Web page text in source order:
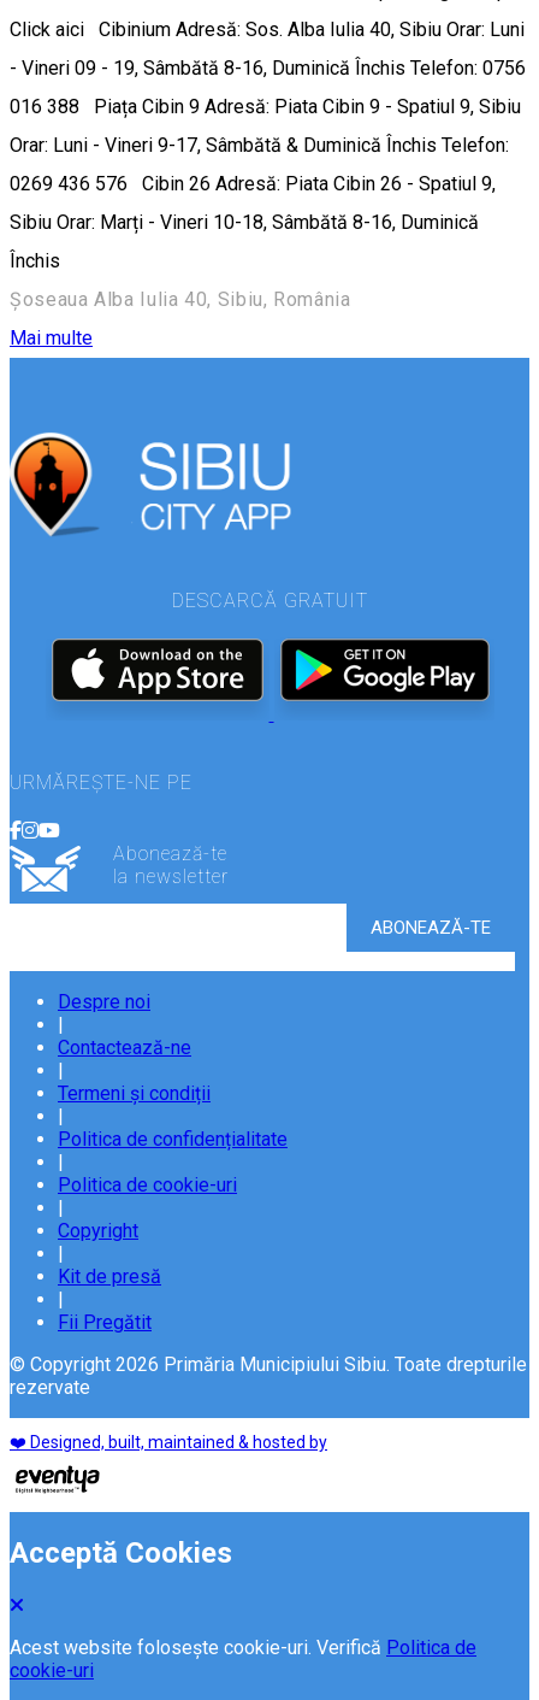
Click aici Cibinium Adresă: Sos. Alba Iulia 40, Sibiu Orar: Luni
- Vineri 09 - 19, Sâmbătă 8-16, Duminică Închis Telefon: 0756
016 388 Piața Cibin 9 Adresă: Piata Cibin 9 - Spatiul 9, Sibiu
Orar: Luni - Vineri 9-17, Sâmbătă & Duminică Închis Telefon:
0269 436 576 Cibin 26 Adresă: Piata Cibin 26 - Spatiul 9,
Sibiu Orar: Marți - Vineri 10-18, Sâmbătă 8-16, Duminică
Închis
Șoseaua Alba Iulia 40, Sibiu, România
Mai multe
DESCARCĂ GRATUIT
URMĂREȘTE-NE PE
Abonează-te
la newsletter
Despre noi
|
Contactează-ne
|
Termeni și condiții
|
Politica de confidențialitate
|
Politica de cookie-uri
|
Copyright
|
Kit de presă
|
Fii Pregătit
© Copyright 2026 Primăria Municipiului Sibiu. Toate drepturile
rezervate
❤️ Designed, built, maintained & hosted by
Acceptă Cookies
Acest website folosește cookie-uri. Verifică Politica de
cookie-uri